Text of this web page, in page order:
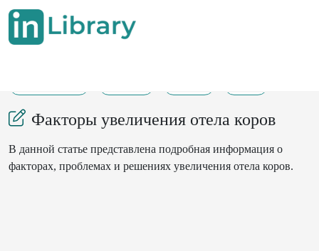
Факторы увеличения отела коров
В данной статье представлена ​​подробная информация о
факторах, проблемах и решениях увеличения отела коров.